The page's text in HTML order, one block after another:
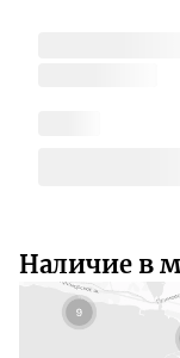
Наличие в